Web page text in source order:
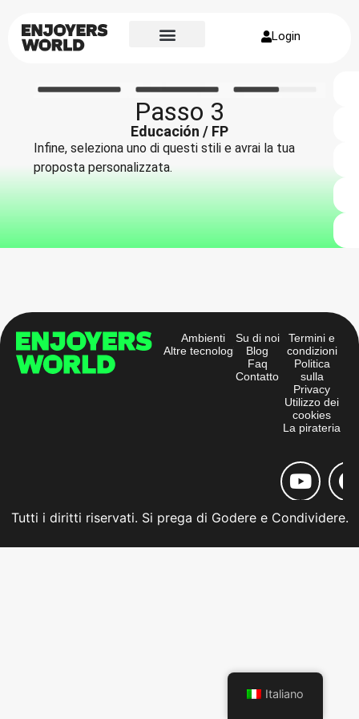
Login
Passo 3
Educación / FP
Infine, seleziona uno di questi stili e avrai la tua
proposta personalizzata.
Ambienti
Altre tecnologie
Su di noi
Blog
Faq
Contatto
Termini e
condizioni
Politica
sulla
Privacy
Utilizzo dei
cookies
La pirateria
Tutti i diritti riservati. Si prega di Godere e Condividere.
Italiano